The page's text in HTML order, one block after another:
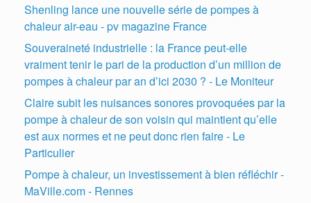
Shenling lance une nouvelle série de pompes à
chaleur air-eau - pv magazine France
Souveraineté industrielle : la France peut-elle
vraiment tenir le pari de la production d’un million de
pompes à chaleur par an d’ici 2030 ? - Le Moniteur
Claire subit les nuisances sonores provoquées par la
pompe à chaleur de son voisin qui maintient qu’elle
est aux normes et ne peut donc rien faire - Le
Particulier
Pompe à chaleur, un investissement à bien réfléchir -
MaVille.com - Rennes